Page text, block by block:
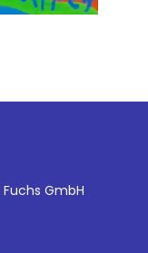
GmbH